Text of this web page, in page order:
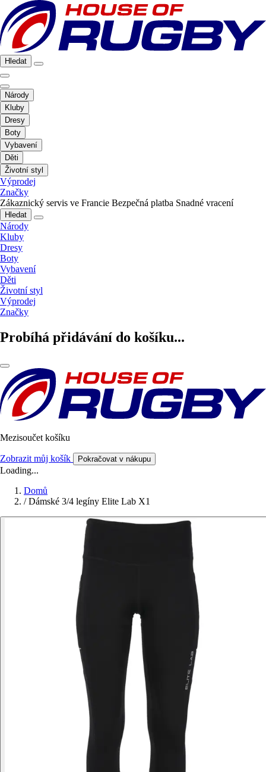
Hledat
Národy
Kluby
Dresy
Boty
Vybavení
Děti
Životní styl
Výprodej
Značky
Zákaznický servis ve Francie Bezpečná platba Snadné vracení
Hledat
Národy
Kluby
Dresy
Boty
Vybavení
Děti
Životní styl
Výprodej
Značky
Probíhá přidávání do košíku...
Mezisoučet košíku
Zobrazit můj košík Pokračovat v nákupu
Loading...
Domů
/ Dámské 3/4 legíny Elite Lab X1